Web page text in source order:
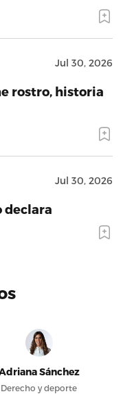
Jul 30, 2026
rostro, historia
Jul 30, 2026
declara
Sánchez
Derecho y deporte